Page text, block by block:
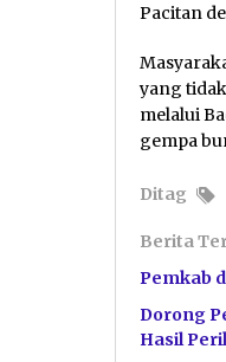
Pacitan
yang
melalui
gempa
Ditag
Berita
Pemkab
Dorong
Hasil